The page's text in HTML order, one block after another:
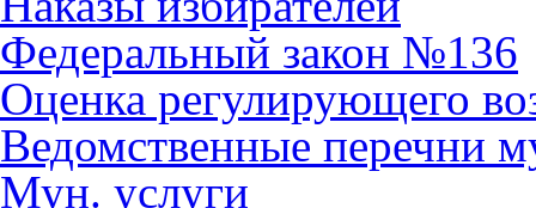
Федеральный закон №136
Оценка регулирующего
Ведомственные перечни
Мун. услуги